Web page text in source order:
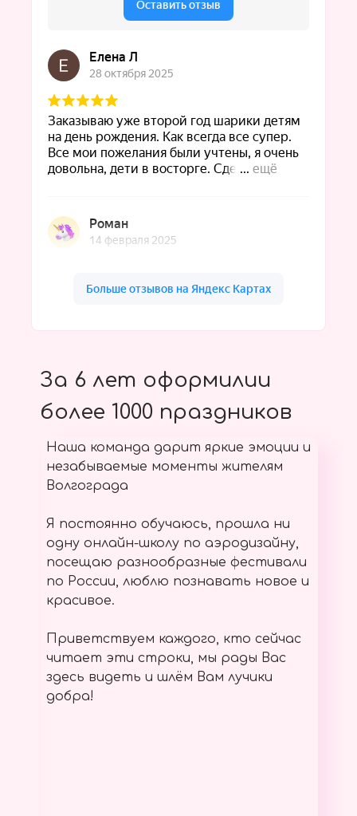
За 6 лет оформилии
более 1000 праздников
Наша команда дарит яркие эмоции и
незабываемые моменты жителям
Волгограда
Я постоянно обучаюсь, прошла ни
одну онлайн-школу по аэродизайну,
посещаю разнообразные фестивали
по России, люблю познавать новое и
красивое.
Приветствуем каждого, кто сейчас
читает эти строки, мы рады Вас
здесь видеть и шлём Вам лучики
добра!